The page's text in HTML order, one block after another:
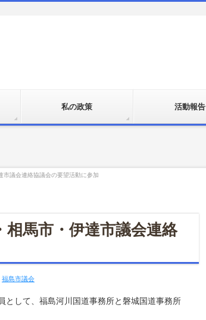
私の政策 活動報告
市議会連絡協議会の要望活動に参加
馬市・伊達市議会連絡
福島市議会
として、福島河川国道事務所と磐城国道事務所